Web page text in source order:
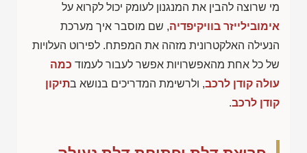
מי שרוצה להבין את המנגנון לעומק יכול לקרוא על
אימובילייזר בוויקיפדיה, שם מוסבר איך מערכת
הנעילה האלקטרונית מזהה את המפתח. לפירוט העלויות
של כל אחת מהאפשרויות אפשר לעבור לעמוד כמה
עולה קודן לרכב, ולרשימת המדריכים בנושא בתיקון
קודן לרכב.